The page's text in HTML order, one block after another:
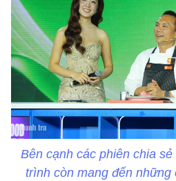
Bên cạnh các phiên chia
trình còn mang đến những